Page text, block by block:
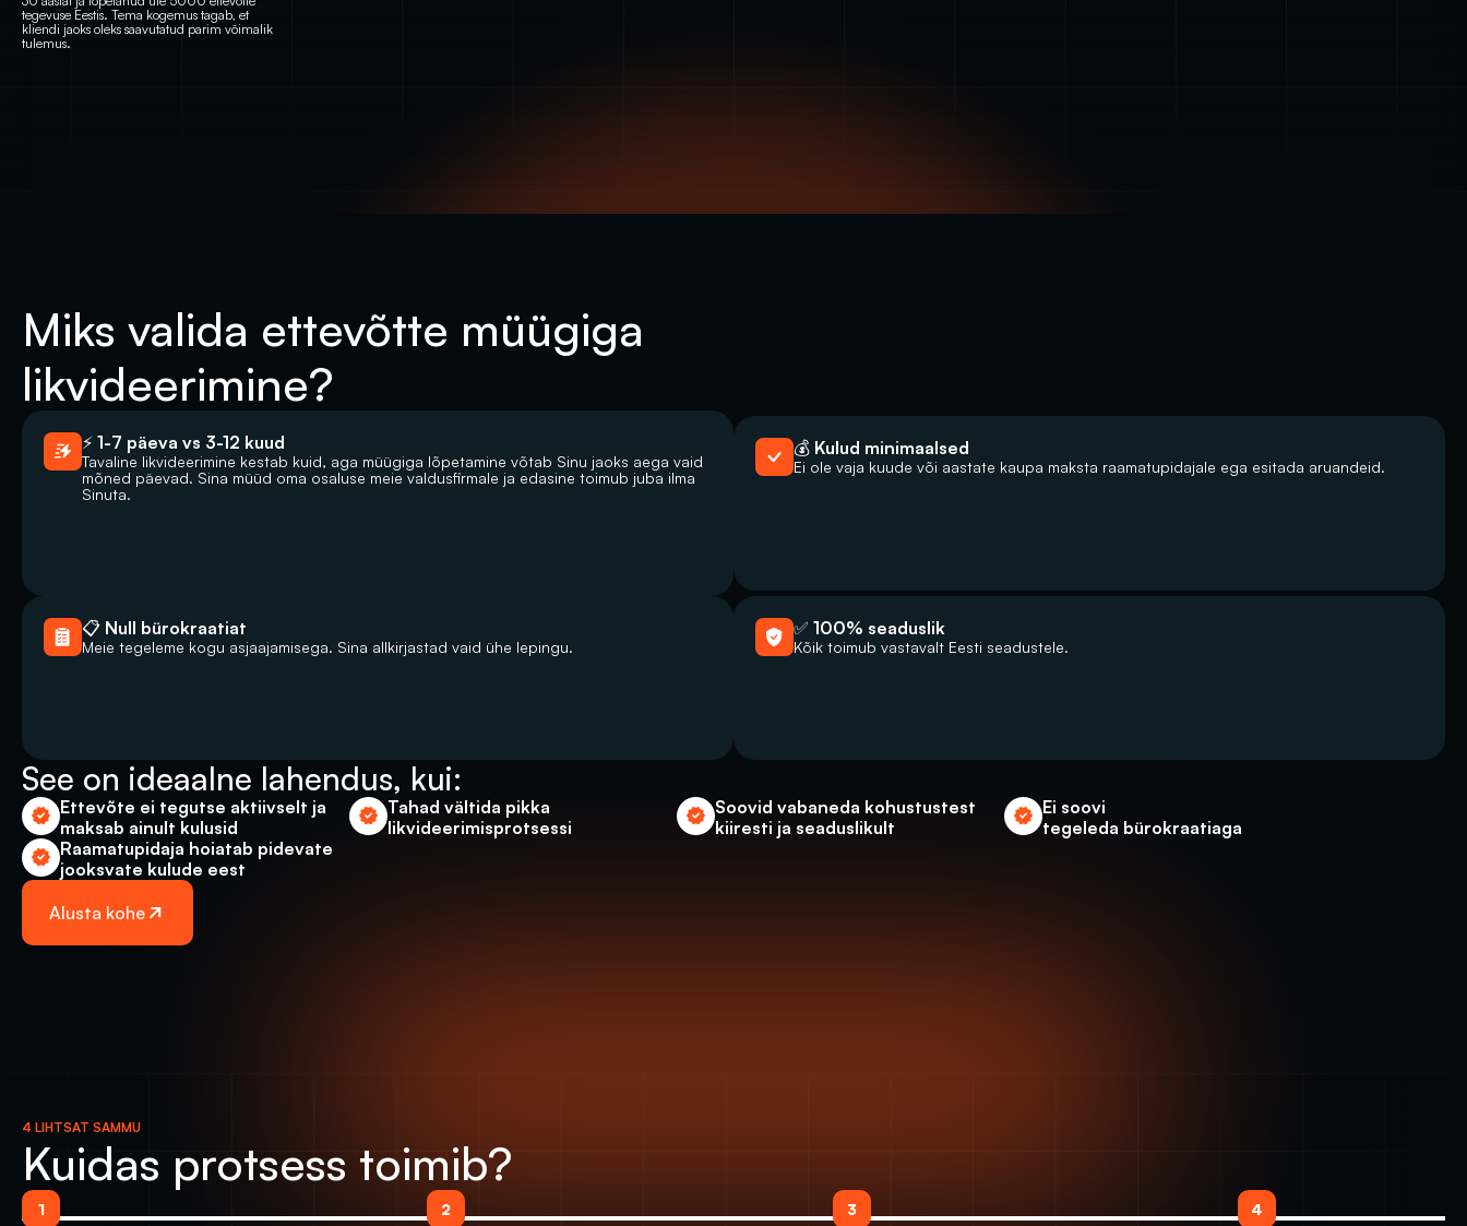
tegevuse Eestis. Tema kogemus tagab, et
kliendi jaoks oleks saavutatud parim võimalik
tulemus.
Miks valida ettevõtte müügiga
likvideerimine?
⚡ 1-7 päeva vs 3-12 kuud
Tavaline likvideerimine kestab kuid, aga müügiga lõpetamine võtab Sinu jaoks aega vaid
mõned päevad. Sina müüd oma osaluse meie valdusfirmale ja edasine toimub juba ilma
Sinuta.
💰 Kulud minimaalsed
Ei ole vaja kuude või aastate kaupa maksta raamatupidajale ega esitada aruandeid.
📋 Null bürokraatiat
Meie tegeleme kogu asjaajamisega. Sina allkirjastad vaid ühe lepingu.
✅ 100% seaduslik
Kõik toimub vastavalt Eesti seadustele.
See on ideaalne lahendus, kui:
Ettevõte ei tegutse aktiivselt ja
maksab ainult kulusid
Tahad vältida pikka
likvideerimisprotsessi
Soovid vabaneda kohustustest
kiiresti ja seaduslikult
Ei soovi
tegeleda bürokraatiaga
Raamatupidaja hoiatab pidevate
jooksvate kulude eest
Alusta kohe
4 LIHTSAT SAMMU
Kuidas protsess toimib?
1 2 3 4